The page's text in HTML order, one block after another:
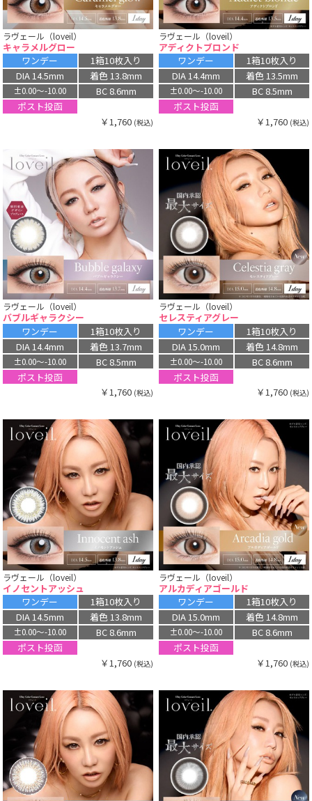
ラヴェール（loveil）
キャラメルグロー
ワンデー
1箱10枚入り
DIA 14.5mm
着色 13.8mm
±0.00〜-10.00
BC 8.6mm
ポスト投函
￥1,760 (税込)
ラヴェール（loveil）
アディクトブロンド
ワンデー
1箱10枚入り
DIA 14.4mm
着色 13.5mm
±0.00〜-10.00
BC 8.5mm
ポスト投函
￥1,760 (税込)
ラヴェール（loveil）
バブルギャラクシー
ワンデー
1箱10枚入り
DIA 14.4mm
着色 13.7mm
±0.00〜-10.00
BC 8.5mm
ポスト投函
￥1,760 (税込)
ラヴェール（loveil）
セレスティアグレー
ワンデー
1箱10枚入り
DIA 15.0mm
着色 14.8mm
±0.00〜-10.00
BC 8.6mm
ポスト投函
￥1,760 (税込)
ラヴェール（loveil）
イノセントアッシュ
ワンデー
1箱10枚入り
DIA 14.5mm
着色 13.8mm
±0.00〜-10.00
BC 8.6mm
ポスト投函
￥1,760 (税込)
ラヴェール（loveil）
アルカディアゴールド
ワンデー
1箱10枚入り
DIA 15.0mm
着色 14.8mm
±0.00〜-10.00
BC 8.6mm
ポスト投函
￥1,760 (税込)